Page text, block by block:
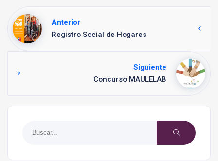
Anterior
Registro Social de Hogares
Siguiente
Concurso MAULELAB